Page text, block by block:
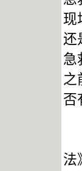
现
还
急
之
否
法